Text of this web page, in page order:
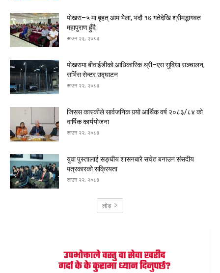
पोखरा–५ मा बृहत् आम भेला, भदौ १७ गतेदेखि श्रीमद्भागवत
महापुराण हुँदै
साउन २३, २०८३
पोखरामा बीवाईडीको आधिकारिक थ्री–एस सुविधा सञ्चालन,
सर्भिस सेन्टर उद्घाटन
साउन २२, २०८३
जिसस कास्कीले सार्वजनिक गर्‍यो आर्थिक वर्ष २०८३/८४ को
वार्षिक कार्ययोजना
साउन २२, २०८३
युवा पुस्तालाई सङ्घीय शासनबारे सचेत बनाउन संसदीय
पत्रकारको सक्रियता
साउन २२, २०८३
लोड